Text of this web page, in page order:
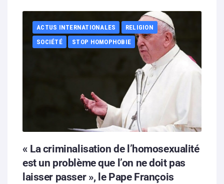
ACTUS INTERNATIONALES
RELIGION
SOCIÉTÉ
STOP HOMOPHOBIE
« La criminalisation de l’homosexualité
est un problème que l’on ne doit pas
laisser passer », le Pape François